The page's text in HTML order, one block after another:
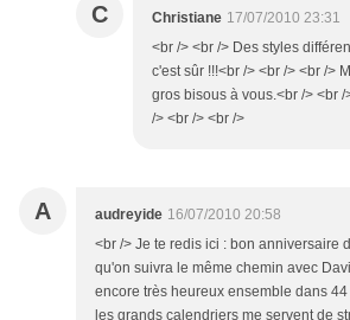
C Christiane 17/07/2010 23:31
<br /> <br /> Des styles
c'est sûr !!!<br /> <br /> <br />
gros bisous à vous.<br /> <br
/> <br /> <br />
A audreyide 16/07/2010 20:58
<br /> Je te redis ici : bon anniversaire
qu'on suivra le même chemin avec
encore très heureux ensemble dans 44
les grands calendriers me servent de